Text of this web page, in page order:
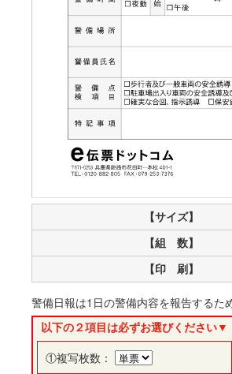
【サイズ】
【組 数】
【印 刷】
警備日報は1日の警備内容を報告するた
以下の２項目は必ずお選びください▼
①複写枚数：